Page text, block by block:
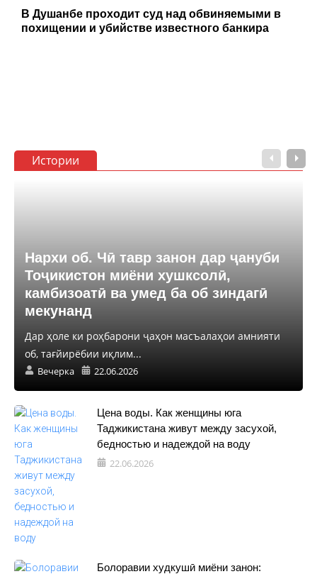
В Душанбе проходит суд над обвиняемыми в
похищении и убийстве известного банкира
Истории
Нархи об. Чӣ тавр занон дар ҷануби
Тоҷикистон миёни хушксолӣ,
камбизоатӣ ва умед ба об зиндагӣ
мекунанд
Дар ҳоле ки роҳбарони ҷаҳон масъалаҳои амнияти
об, тағйирёбии иқлим...
Вечерка 22.06.2026
Цена воды. Как женщины юга
Таджикистана живут между засухой,
бедностью и надеждой на воду
22.06.2026
Болоравии худкушӣ миёни занон: